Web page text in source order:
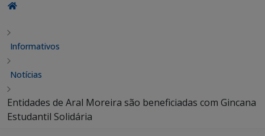
Informativos
Notícias
Entidades de Aral Moreira são beneficiadas com Gincana
Estudantil Solidária